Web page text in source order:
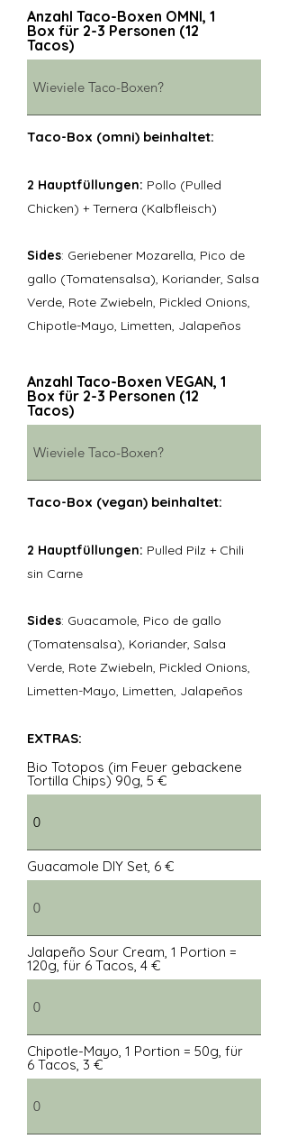
Anzahl Taco-Boxen OMNI, 1
Box für 2-3 Personen (12
Tacos)
Taco-Box (omni) beinhaltet:
2 Hauptfüllungen: Pollo (Pulled
Chicken) + Ternera (Kalbfleisch)
Sides: Geriebener Mozarella, Pico de
gallo (Tomatensalsa), Koriander, Salsa
Verde, Rote Zwiebeln, Pickled Onions,
Chipotle-Mayo, Limetten, Jalapeños
Anzahl Taco-Boxen VEGAN, 1
Box für 2-3 Personen (12
Tacos)
Taco-Box (vegan) beinhaltet:
2 Hauptfüllungen: Pulled Pilz + Chili
sin Carne
Sides: Guacamole, Pico de gallo
(Tomatensalsa), Koriander, Salsa
Verde, Rote Zwiebeln, Pickled Onions,
Limetten-Mayo, Limetten, Jalapeños
EXTRAS:
Bio Totopos (im Feuer gebackene
Tortilla Chips) 90g, 5 €
Guacamole DIY Set, 6 €
Jalapeño Sour Cream, 1 Portion =
120g, für 6 Tacos, 4 €
Chipotle-Mayo, 1 Portion = 50g, für
6 Tacos, 3 €